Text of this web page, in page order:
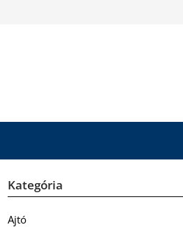
Kategória
Ajtó